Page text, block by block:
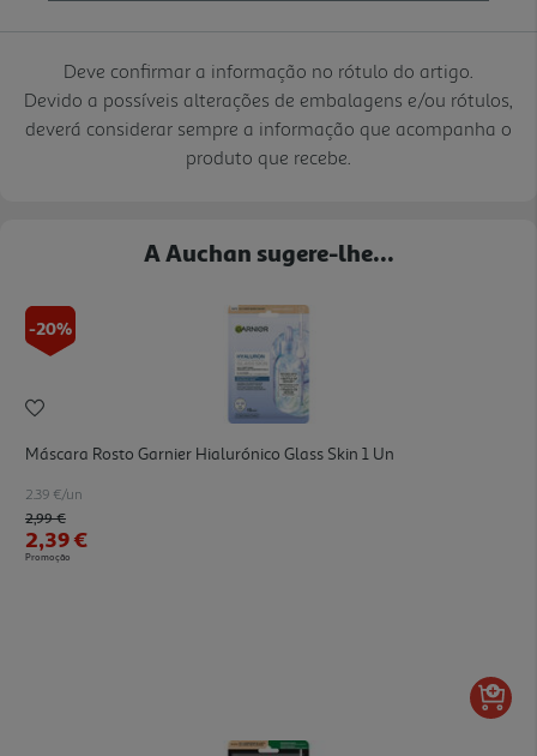
Deve confirmar a informação no rótulo do artigo.
Devido a possíveis alterações de embalagens e/ou rótulos,
deverá considerar sempre a informação que acompanha o
produto que recebe.
A Auchan sugere-lhe...
-20%
Máscara Rosto Garnier Hialurónico Glass Skin 1 Un
2.39 €/un
Price reduced from
2,99 €to
2,39 €
Promoção